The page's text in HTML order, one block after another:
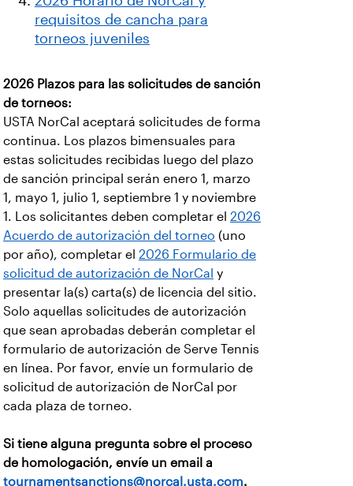
requisitos de cancha para
torneos juveniles
2026 Plazos para las solicitudes de sanción
de torneos:
USTA NorCal aceptará solicitudes de forma
continua. Los plazos bimensuales para
estas solicitudes recibidas luego del plazo
de sanción principal serán enero 1, marzo
1, mayo 1, julio 1, septiembre 1 y noviembre
1. Los solicitantes deben completar el 2026
Acuerdo de autorización del torneo (uno
por año), completar el 2026 Formulario de
solicitud de autorización de NorCal y
presentar la(s) carta(s) de licencia del sitio.
Solo aquellas solicitudes de autorización
que sean aprobadas deberán completar el
formulario de autorización de Serve Tennis
en línea. Por favor, envíe un formulario de
solicitud de autorización de NorCal por
cada plaza de torneo.
Si tiene alguna pregunta sobre el proceso
de homologación, envíe un email a
tournamentsanctions@norcal.usta.com.